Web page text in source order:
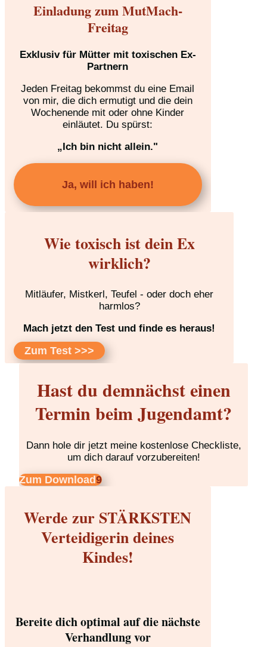
Einladung zum MutMach-
Freitag
Exklusiv für Mütter mit toxischen Ex-
Partnern
Jeden Freitag bekommst du eine Email
von mir, die dich ermutigt und die dein
Wochenende mit oder ohne Kinder
einläutet. Du spürst:
„Ich bin nicht allein."
Ja, will ich haben!
Wie toxisch ist dein Ex
wirklich?
Mitläufer, Mistkerl, Teufel - oder doch eher
harmlos?
Mach jetzt den Test und finde es heraus!
Zum Test >>>
Hast du demnächst einen
Termin beim Jugendamt?
Dann hole dir jetzt meine kostenlose Checkliste,
um dich darauf vorzubereiten!
Zum Download
Werde zur STÄRKSTEN
Verteidigerin deines
Kindes!
Bereite dich optimal auf die nächste
Verhandlung vor